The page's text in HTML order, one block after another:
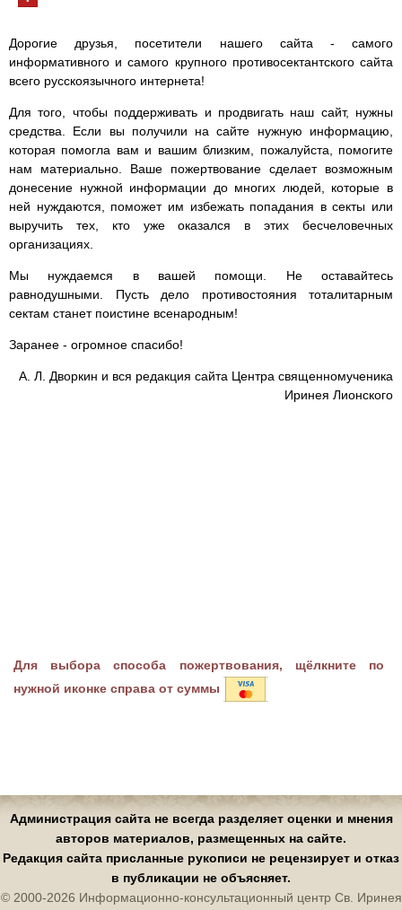
Дорогие друзья, посетители нашего сайта - самого
информативного и самого крупного противосектантского сайта
всего русскоязычного интернета!
Для того, чтобы поддерживать и продвигать наш сайт, нужны
средства. Если вы получили на сайте нужную информацию,
которая помогла вам и вашим близким, пожалуйста, помогите
нам материально. Ваше пожертвование сделает возможным
донесение нужной информации до многих людей, которые в
ней нуждаются, поможет им избежать попадания в секты или
выручить тех, кто уже оказался в этих бесчеловечных
организациях.
Мы нуждаемся в вашей помощи. Не оставайтесь
равнодушными. Пусть дело противостояния тоталитарным
сектам станет поистине всенародным!
Заранее - огромное спасибо!
А. Л. Дворкин и вся редакция сайта Центра священномученика
Иринея Лионского
Для выбора способа пожертвования, щёлкните по
нужной иконке справа от суммы
Администрация сайта не всегда разделяет оценки и мнения
авторов материалов, размещенных на сайте.
Редакция сайта присланные рукописи не рецензирует и отказ
в публикации не объясняет.
© 2000-2026 Информационно-консультационный центр Св. Иринея